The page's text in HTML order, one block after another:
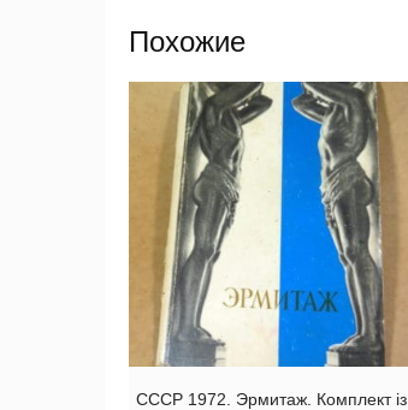
Похожие
СССР 1972. Эрмитаж. Комплект із